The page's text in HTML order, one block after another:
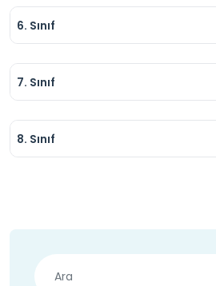
6. Sınıf
7. Sınıf
8. Sınıf